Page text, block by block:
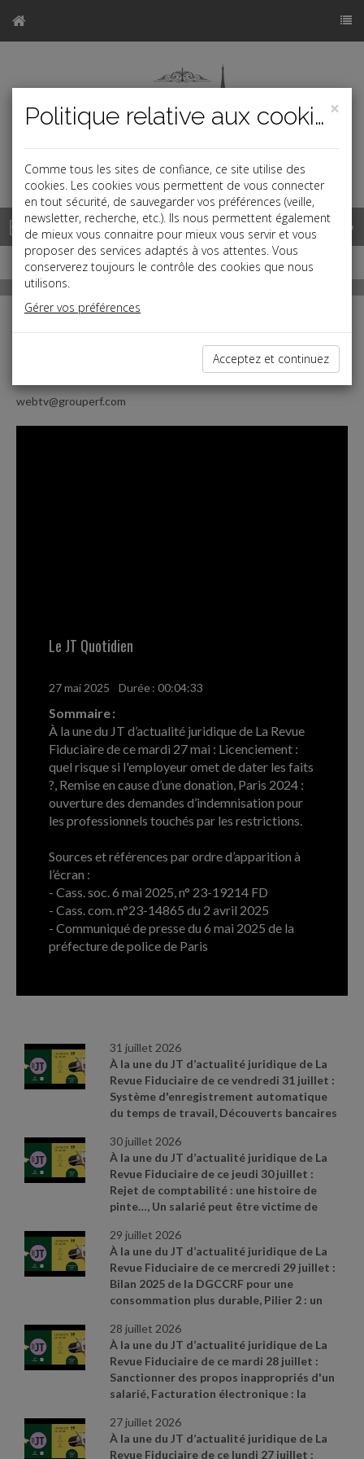
Base documentaire
RF PlayToute l'actualité juridique en vidéo
webtv@grouperf.com
Le JT Quotidien
27 mai 2025 Durée : 00:04:33
Sommaire :
À la une du JT d’actualité juridique de La Revue
Fiduciaire de ce mardi 27 mai : Licenciement :
quel risque si l'employeur omet de dater les faits
?, Remise en cause d’une donation, Paris 2024 :
ouverture des demandes d’indemnisation pour
les professionnels touchés par les restrictions.
Sources et références par ordre d’apparition à
l’écran :
- Cass. soc. 6 mai 2025, n° 23-19214 FD
- Cass. com. n°23-14865 du 2 avril 2025
- Communiqué de presse du 6 mai 2025 de la
préfecture de police de Paris
31 juillet 2026
À la une du JT d’actualité juridique de La
Revue Fiduciaire de ce vendredi 31 juillet :
Système d'enregistrement automatique
du temps de travail, Découverts bancaires
d'intérêt en légère baisse, Revenus
fonciers : une facture de travaux qui ne
convainc pas. Sources et références par
ordre d’apparition à l’écran :- CAA
Marseille n° 24MA03292 du 28 mai 2026
Cass civ., 3e ch., 11 juin 2026, n° 24
Cass. soc. 17 juin 2026, n° 24- 21533 FD-
Avis relatif à l'application des articles L.
314- 6 du code de la consommation et L.
313- 5- 1 du code monétaire et financier
concernant l'usure du 26 juin 2026, JO du
28, texte 53- CAA Lyon n° 25LY02478 du 30
juin 2026
30 juillet 2026
À la une du JT d’actualité juridique de La
Revue Fiduciaire de ce jeudi 30 juillet :
Rejet de comptabilité : une histoire de
pinte…, Un salarié peut être victime de
Le créancier d'un associé ne peut pas
demander la dissolution d’une société
pour justes motifs. Sources et références
par ordre d’apparition à l’écran :- CAA
Marseille n° 24MA03292 du 28 mai 2026
Cass civ., 3e ch., 11 juin 2026, n° 24
29 juillet 2026
À la une du JT d’actualité juridique de La
Revue Fiduciaire de ce mercredi 29 juillet :
Bilan 2025 de la DGCCRF pour une
consommation plus durable, Pilier 2 : un
GIR, Avantages garantis aux salariés élus
municipaux en cas d'absence. Sources et
références par ordre d’apparition à l’écran
:-
https://www.economie.gouv.fr/dgccrf/
- une- consommation
- avancees- concretes- au- service- des
28 juillet 2026
À la une du JT d’actualité juridique de La
Revue Fiduciaire de ce mardi 28 juillet :
Sanctionner des propos inappropriés d'un
salarié, Facturation électronique : la
commerciaux et professionnels : les
indices pour le premier trimestre 2026 ont
27 juillet 2026
À la une du JT d’actualité juridique de La
Revue Fiduciaire de ce lundi 27 juillet :
×
Politique relative aux cookies
Comme tous les sites de confiance, ce site utilise des
cookies. Les cookies vous permettent de vous connecter
en tout sécurité, de sauvegarder vos préférences (veille,
newsletter, recherche, etc.). Ils nous permettent également
de mieux vous connaitre pour mieux vous servir et vous
proposer des services adaptés à vos attentes. Vous
conserverez toujours le contrôle des cookies que nous
utilisons.
Gérer vos préférences
Acceptez et continuez